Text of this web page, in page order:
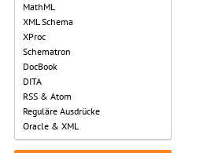
MathML
XML Schema
XProc
Schematron
DocBook
DITA
RSS & Atom
Reguläre Ausdrücke
Oracle & XML